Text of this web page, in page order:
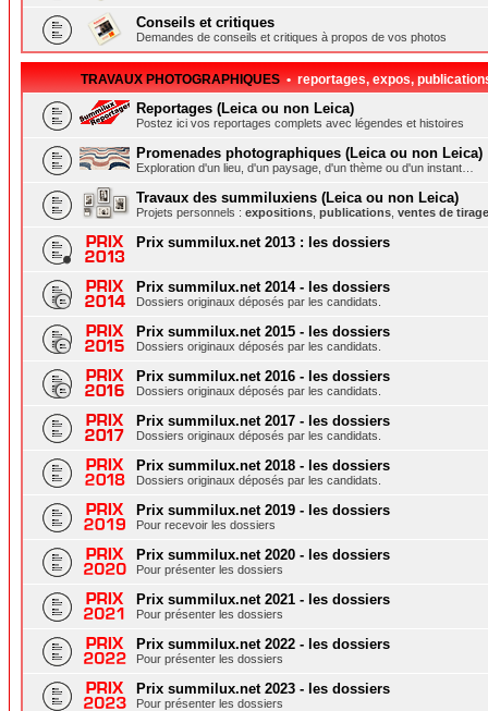
Conseils et critiques
Demandes de conseils et critiques à propos de vos photos
TRAVAUX PHOTOGRAPHIQUES• reportages, expos,
Reportages (Leica ou non Leica)
Postez ici vos reportages complets avec légendes et histoires
Promenades photographiques (Leica ou non Leica)
Exploration d'un lieu, d'un paysage, d'un thème ou d'un instant…
Travaux des summiluxiens (Leica ou non Leica)
Projets personnels : expositions publications ventes de
Prix summilux.net 2013 : les dossiers
Prix summilux.net 2014 - les dossiers
Dossiers originaux déposés par les candidats.
Prix summilux.net 2015 - les dossiers
Dossiers originaux déposés par les candidats.
Prix summilux.net 2016 - les dossiers
Dossiers originaux déposés par les candidats.
Prix summilux.net 2017 - les dossiers
Dossiers originaux déposés par les candidats.
Prix summilux.net 2018 - les dossiers
Dossiers originaux déposés par les candidats.
Prix summilux.net 2019 - les dossiers
Pour recevoir les dossiers
Prix summilux.net 2020 - les dossiers
Pour présenter les dossiers
Prix summilux.net 2021 - les dossiers
Pour présenter les dossiers
Prix summilux.net 2022 - les dossiers
Pour présenter les dossiers
Prix summilux.net 2023 - les dossiers
Pour présenter les dossiers